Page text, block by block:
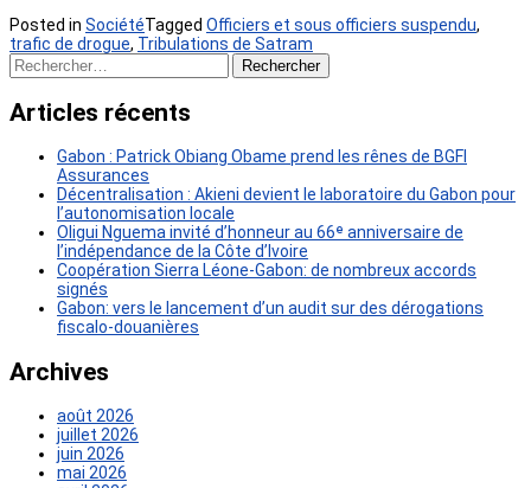
Posted in SociétéTagged Officiers et sous officiers suspendu,
trafic de drogue, Tribulations de Satram
Rechercher :
Articles récents
Gabon : Patrick Obiang Obame prend les rênes de BGFI
Assurances
Décentralisation : Akieni devient le laboratoire du Gabon pour
l’autonomisation locale
Oligui Nguema invité d’honneur au 66ᵉ anniversaire de
l’indépendance de la Côte d’Ivoire
Coopération Sierra Léone-Gabon: de nombreux accords
signés
Gabon: vers le lancement d’un audit sur des dérogations
fiscalo-douanières
Archives
août 2026
juillet 2026
juin 2026
mai 2026